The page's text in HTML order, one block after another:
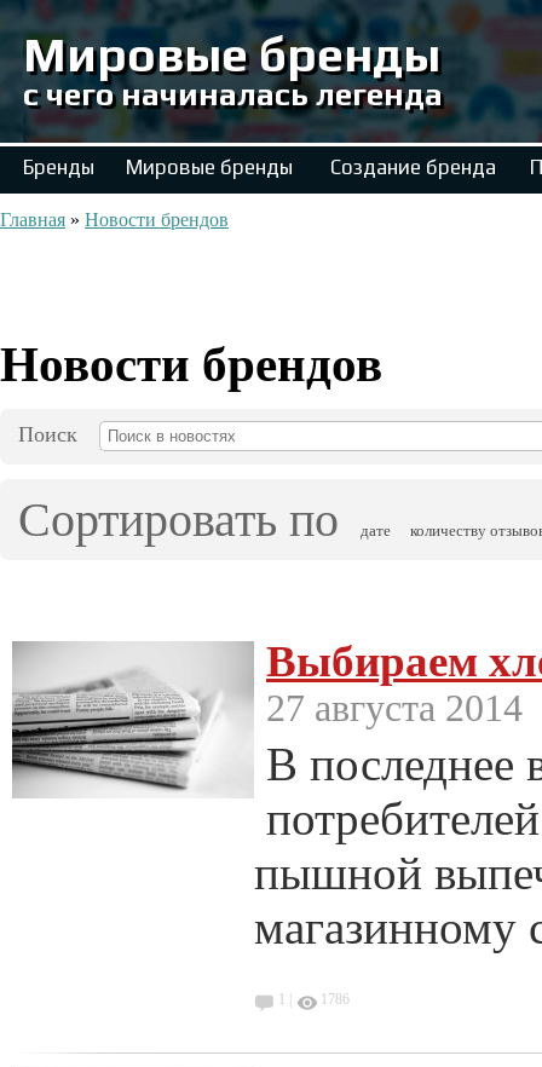
Мировые бренды
с чего начиналась легенда
Бренды Мировые бренды Создание бренда
Главная » Новости брендов
Новости брендов
Поиск
Сортировать по дате количеству
Выбираем
27 августа 2014
В последнее
пышной
магазинному
1 | 1786